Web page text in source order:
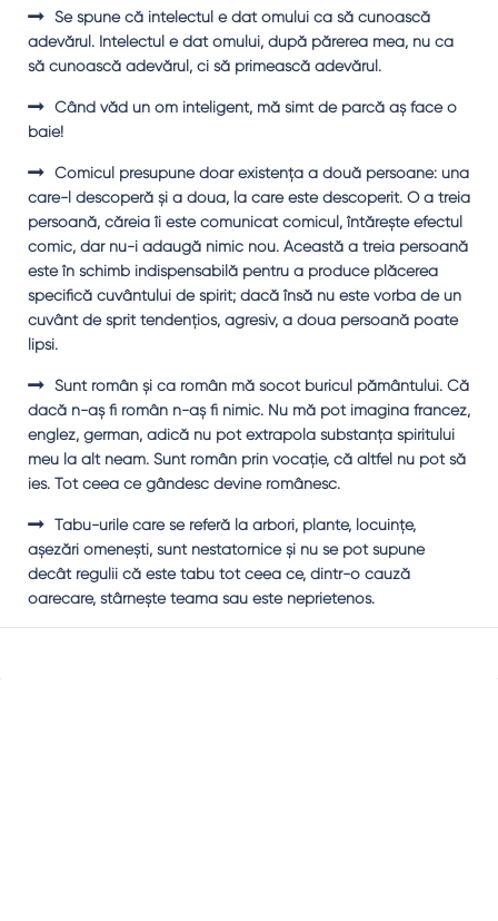
Se spune că intelectul e dat omului ca să cunoască
adevărul. Intelectul e dat omului, după părerea mea, nu ca
să cunoască adevărul, ci să primească adevărul.
Când văd un om inteligent, mă simt de parcă aş face o
baie!
Comicul presupune doar existenţa a două persoane: una
care-l descoperă şi a doua, la care este descoperit. O a treia
persoană, căreia îi este comunicat comicul, întăreşte efectul
comic, dar nu-i adaugă nimic nou. Această a treia persoană
este în schimb indispensabilă pentru a produce plăcerea
specifică cuvântului de spirit; dacă însă nu este vorba de un
cuvânt de sprit tendenţios, agresiv, a doua persoană poate
lipsi.
Sunt român şi ca român mă socot buricul pământului. Că
dacă n-aş fi român n-aş fi nimic. Nu mă pot imagina francez,
englez, german, adică nu pot extrapola substanţa spiritului
meu la alt neam. Sunt român prin vocaţie, că altfel nu pot să
ies. Tot ceea ce gândesc devine românesc.
Tabu-urile care se referă la arbori, plante, locuinţe,
aşezări omeneşti, sunt nestatornice şi nu se pot supune
decât regulii că este tabu tot ceea ce, dintr-o cauză
oarecare, stârneşte teama sau este neprietenos.